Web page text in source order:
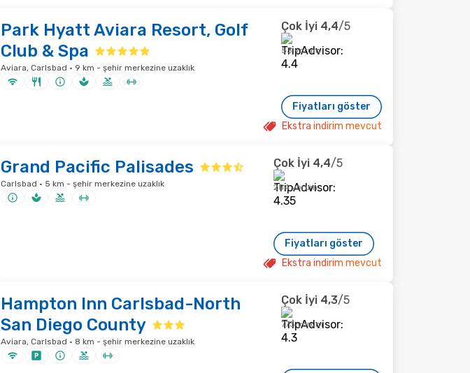
Park Hyatt Aviara Resort, Golf
Club & Spa
Aviara, Carlsbad · 9 km - şehir merkezine uzaklık
Çok İyi 4,4/5
53 yorum
Fiyatları göster
Ekstra indirim mevcut
Grand Pacific Palisades
Carlsbad · 5 km - şehir merkezine uzaklık
Çok İyi 4,4/5
284 yorum
Fiyatları göster
Ekstra indirim mevcut
Hampton Inn Carlsbad-North
San Diego County
Aviara, Carlsbad · 8 km - şehir merkezine uzaklık
Çok İyi 4,3/5
773 yorum